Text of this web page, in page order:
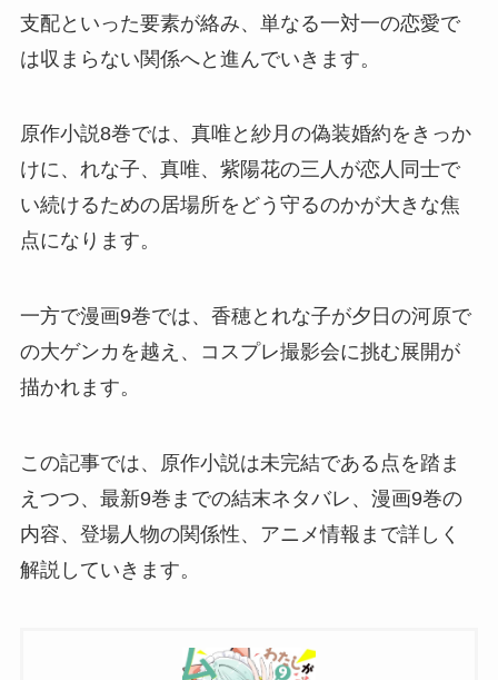
支配といった要素が絡み、単なる一対一の恋愛で
は収まらない関係へと進んでいきます。
原作小説8巻では、真唯と紗月の偽装婚約をきっか
けに、れな子、真唯、紫陽花の三人が恋人同士で
い続けるための居場所をどう守るのかが大きな焦
点になります。
一方で漫画9巻では、香穂とれな子が夕日の河原で
の大ゲンカを越え、コスプレ撮影会に挑む展開が
描かれます。
この記事では、原作小説は未完結である点を踏ま
えつつ、最新9巻までの結末ネタバレ、漫画9巻の
内容、登場人物の関係性、アニメ情報まで詳しく
解説していきます。